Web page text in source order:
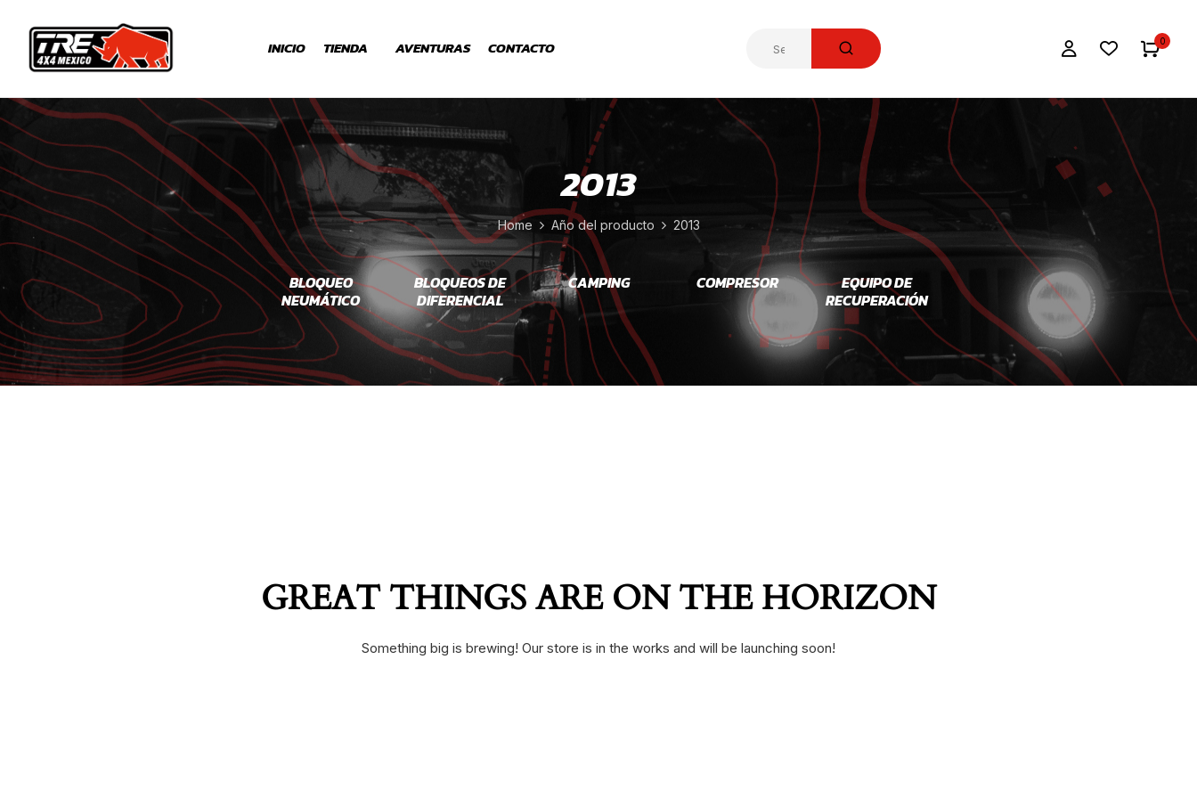
INICIO TIENDA AVENTURAS CONTACTO 0
2013
Home Año del producto 2013
SUSPENSION WINCH
BLOQUEO
NEUMÁTICO
BLOQUEOS DE
DIFERENCIAL
CAMPING COMPRESOR
EQUIPO DE
RECUPERACIÓN
REFRIGADORES SNORKEL
GREAT THINGS ARE ON THE HORIZON
Something big is brewing! Our store is in the works and will be launching soon!